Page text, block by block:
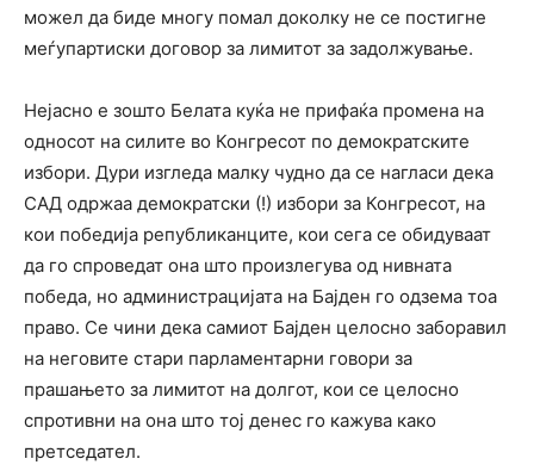
можел да биде многу помал доколку не се постигне
меѓупартиски договор за лимитот за задолжување.
Нејасно е зошто Белата куќа не прифаќа промена на
односот на силите во Конгресот по демократските
избори. Дури изгледа малку чудно да се нагласи дека
САД одржаа демократски (!) избори за Конгресот, на
кои победија републиканците, кои сега се обидуваат
да го спроведат она што произлегува од нивната
победа, но администрацијата на Бајден го одзема тоа
право. Се чини дека самиот Бајден целосно заборавил
на неговите стари парламентарни говори за
прашањето за лимитот на долгот, кои се целосно
спротивни на она што тој денес го кажува како
претседател.